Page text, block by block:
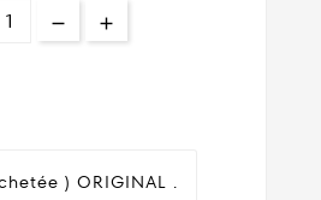
) ORIGINAL .